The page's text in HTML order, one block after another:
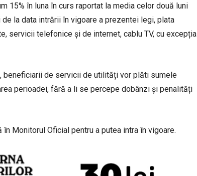
15% în luna în curs raportat la media celor două luni
la data intrării în vigoare a prezentei legi, plata
servicii telefonice și de internet, cablu TV, cu excepția
beneficiarii de servicii de utilități vor plăti sumele
perioadei, fără a li se percepe dobânzi și penalități
Monitorul Oficial pentru a putea intra în vigoare.